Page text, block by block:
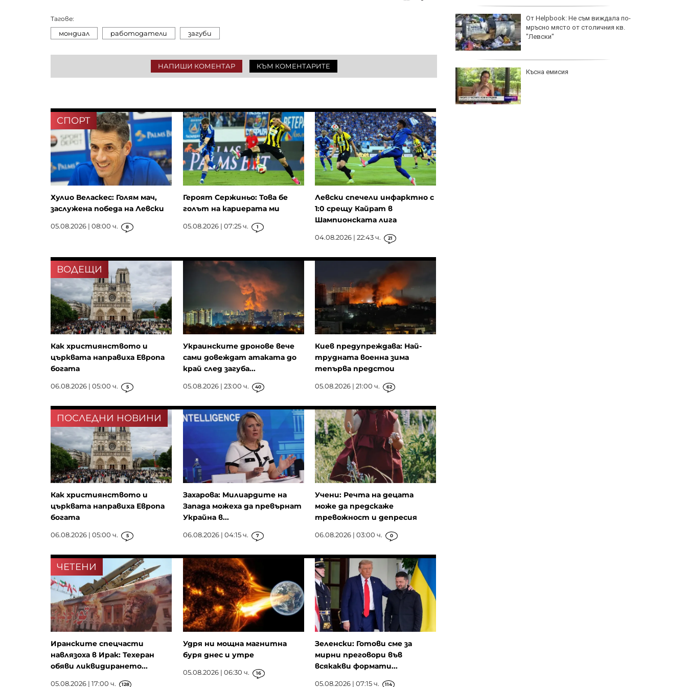
Тагове:
мондиал работодатели загуби
НАПИШИ КОМЕНТАР КЪМ КОМЕНТАРИТЕ
Войнов: Инфлацията в България
От Helpbook: Не съм виждала по-
мръсно място от столичния кв.
"Левски"
Късна емисия
СПОРТ
Хулио Веласкес: Голям мач,
заслужена победа на Левски
05.08.2026 | 08:00 ч. 8
Героят Сержиньо: Това бе
голът на кариерата ми
05.08.2026 | 07:25 ч. 1
Левски спечели инфарктно с
1:0 срещу Кайрат в
Шампионската лига
04.08.2026 | 22:43 ч. 21
ВОДЕЩИ
Как християнството и
църквата направиха Европа
богата
06.08.2026 | 05:00 ч. 5
Украинските дронове вече
сами довеждат атаката до
край след загуба...
05.08.2026 | 23:00 ч. 40
Киев предупреждава: Най-
трудната военна зима
тепърва предстои
05.08.2026 | 21:00 ч. 62
ПОСЛЕДНИ НОВИНИ
Как християнството и
църквата направиха Европа
богата
06.08.2026 | 05:00 ч. 5
Захарова: Милиардите на
Запада можеха да превърнат
Украйна в...
06.08.2026 | 04:15 ч. 7
Учени: Речта на децата
може да предскаже
тревожност и депресия
06.08.2026 | 03:00 ч. 0
ЧЕТЕНИ
Иранските спецчасти
навлязоха в Ирак: Техеран
обяви ликвидирането...
05.08.2026 | 17:00 ч. 128
Удря ни мощна магнитна
буря днес и утре
05.08.2026 | 06:30 ч. 16
Зеленски: Готови сме за
мирни преговори във
всякакви формати...
05.08.2026 | 07:15 ч. 114